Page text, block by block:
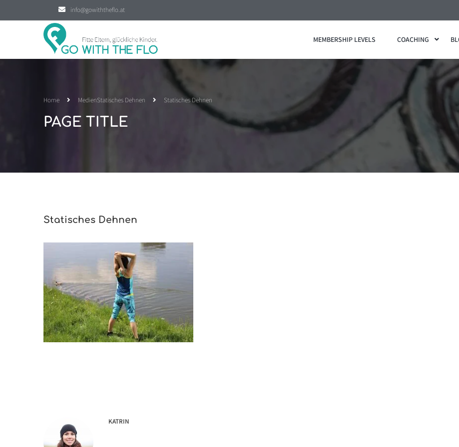
info@gowiththeflo.at
MEMBERSHIP LEVELS COACHING
Home MedienStatisches Dehnen Statisches Dehnen
PAGE TITLE
Statisches Dehnen
KATRIN